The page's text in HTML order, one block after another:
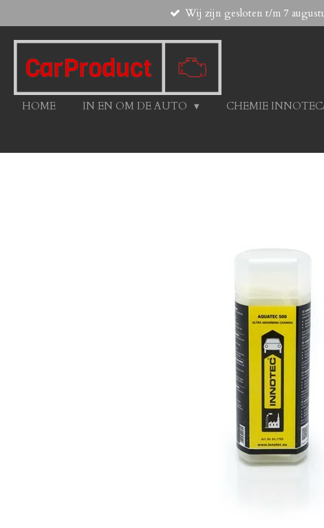
direct
naar
hoofdinhoud
Wij zijn gesloten t/m 7
HOME IN EN OM DE AUTO CHEMIE